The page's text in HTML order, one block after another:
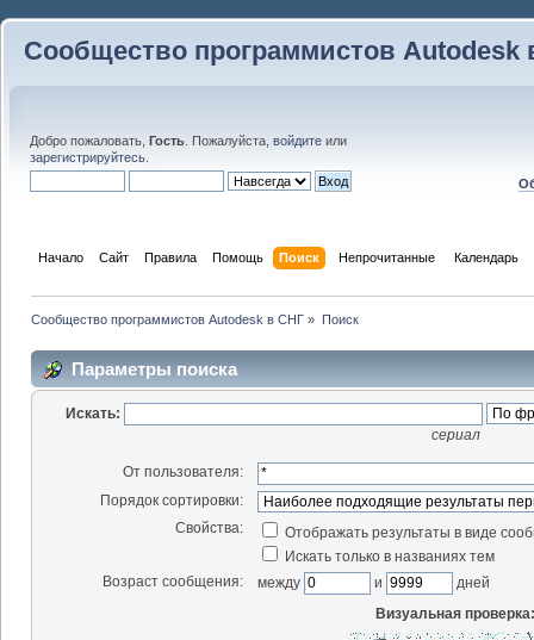
Сообщество программистов Autodesk
Добро пожаловать, Гость . Пожалуйста, войдите или
зарегистрируйтесь
Начало Сайт Правила Помощь Поиск Непрочитанные Календарь
Сообщество программистов Autodesk в СНГ » Поиск
Параметры поиска
Искать:
сериал
От пользователя:
Порядок сортировки:
Свойства:
Отображать результаты в виде
Искать только в названиях тем
Возраст сообщения:
между и
дней
Визуальная проверка: